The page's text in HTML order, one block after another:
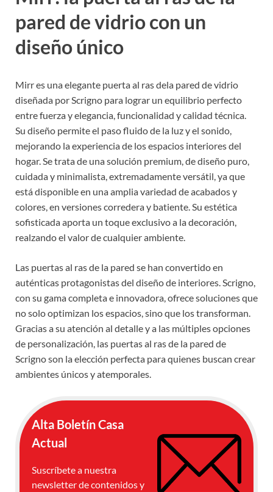
pared de vidrio con un
diseño único
Mirr es una elegante puerta al ras dela pared de vidrio
diseñada por Scrigno para lograr un equilibrio perfecto
entre fuerza y elegancia, funcionalidad y calidad técnica.
Su diseño permite el paso fluido de la luz y el sonido,
mejorando la experiencia de los espacios interiores del
hogar. Se trata de una solución premium, de diseño puro,
cuidada y minimalista, extremadamente versátil, ya que
está disponible en una amplia variedad de acabados y
colores, en versiones corredera y batiente. Su estética
sofisticada aporta un toque exclusivo a la decoración,
realzando el valor de cualquier ambiente.
Las puertas al ras de la pared se han convertido en
auténticas protagonistas del diseño de interiores. Scrigno,
con su gama completa e innovadora, ofrece soluciones que
no solo optimizan los espacios, sino que los transforman.
Gracias a su atención al detalle y a las múltiples opciones
de personalización, las puertas al ras de la pared de
Scrigno son la elección perfecta para quienes buscan crear
ambientes únicos y atemporales.
Alta Boletín Casa
Actual
Suscríbete a nuestra
newsletter de contenidos y